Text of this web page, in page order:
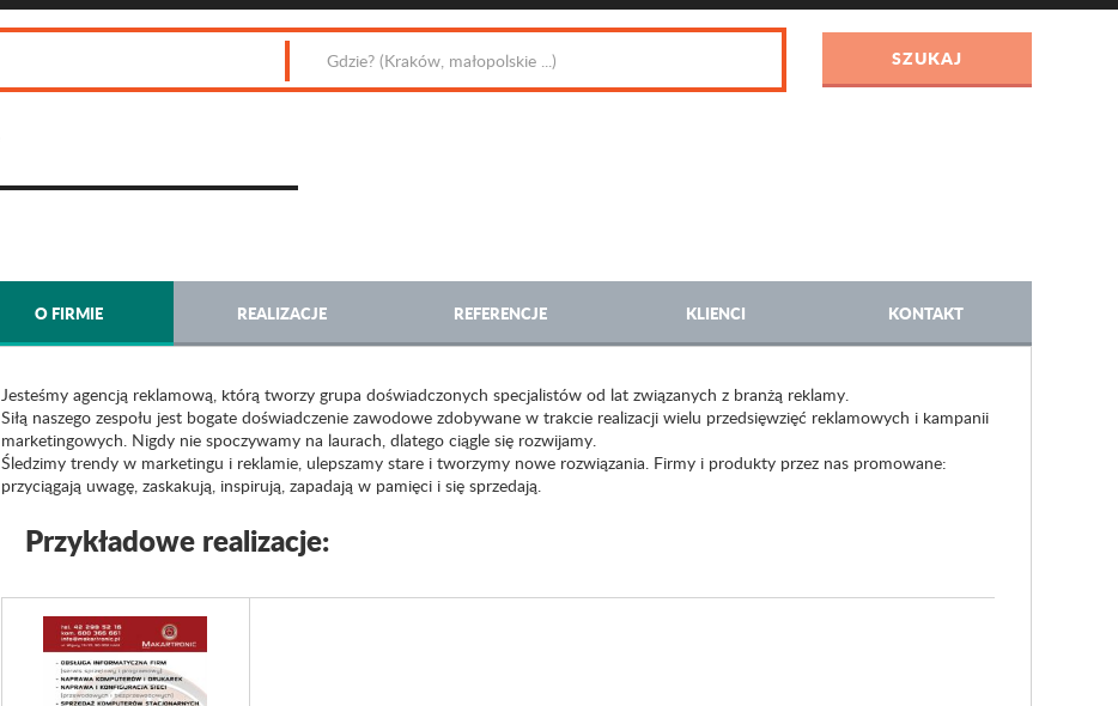
O FIRMIE REALIZACJE REFERENCJE KLIENCI KONTAKT
Jesteśmy agencją reklamową, którą tworzy grupa doświadczonych specjalistów od lat związanych z branżą reklamy.
Siłą naszego zespołu jest bogate doświadczenie zawodowe zdobywane w trakcie realizacji wielu przedsięwzięć reklamowych i kampanii
marketingowych. Nigdy nie spoczywamy na laurach, dlatego ciągle się rozwijamy.
Śledzimy trendy w marketingu i reklamie, ulepszamy stare i tworzymy nowe rozwiązania. Firmy i produkty przez nas promowane:
przyciągają uwagę, zaskakują, inspirują, zapadają w pamięci i się sprzedają.
Przykładowe realizacje: